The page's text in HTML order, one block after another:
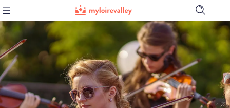
Ouvrir
la
barre